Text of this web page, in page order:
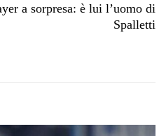
a sorpresa: è lui l’uomo di
Spalletti